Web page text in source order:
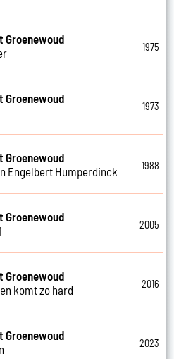
Groenewoud
1975
Groenewoud
1973
Groenewoud
Engelbert Humperdinck
1988
Groenewoud
2005
Groenewoud
komt zo hard
2016
Groenewoud
2023